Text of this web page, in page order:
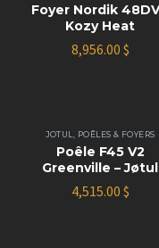
Foyer Nordik
Kozy Heat
8,956.00 $
JOTUL POÊLES & FOYERS
Poêle F45 V2
Greenville – Jøtul
4,515.00 $